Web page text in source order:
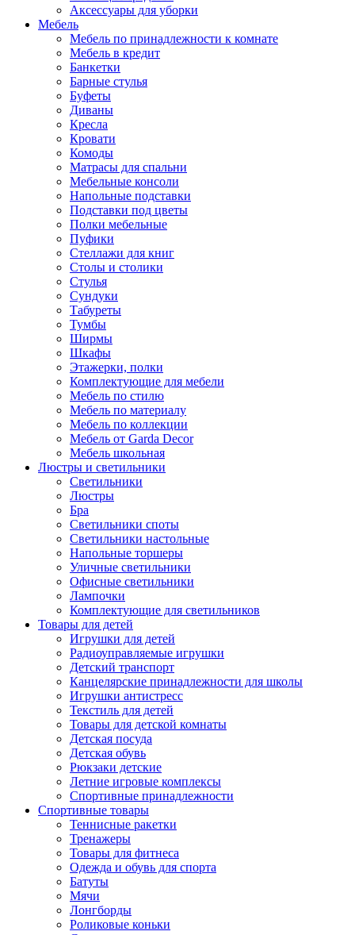
Аксессуары для уборки
Мебель
Мебель по принадлежности к комнате
Мебель в кредит
Банкетки
Барные стулья
Буфеты
Диваны
Кресла
Кровати
Комоды
Матрасы для спальни
Мебельные консоли
Напольные подставки
Подставки под цветы
Полки мебельные
Пуфики
Стеллажи для книг
Столы и столики
Стулья
Сундуки
Табуреты
Тумбы
Ширмы
Шкафы
Этажерки, полки
Комплектующие для мебели
Мебель по стилю
Мебель по материалу
Мебель по коллекции
Мебель от Garda Decor
Мебель школьная
Люстры и светильники
Светильники
Люстры
Бра
Светильники споты
Светильники настольные
Напольные торшеры
Уличные светильники
Офисные светильники
Лампочки
Комплектующие для светильников
Товары для детей
Игрушки для детей
Радиоуправляемые игрушки
Детский транспорт
Канцелярские принадлежности для школы
Игрушки антистресс
Текстиль для детей
Товары для детской комнаты
Детская посуда
Детская обувь
Рюкзаки детские
Летние игровые комплексы
Спортивные принадлежности
Спортивные товары
Теннисные ракетки
Тренажеры
Товары для фитнеса
Одежда и обувь для спорта
Батуты
Мячи
Лонгборды
Роликовые коньки